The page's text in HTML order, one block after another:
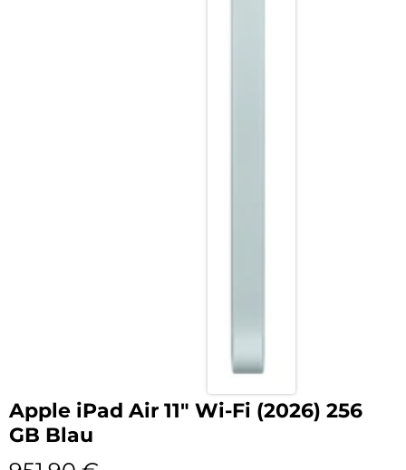
Apple iPad Air 11″ Wi-Fi (2026) 256
GB Blau